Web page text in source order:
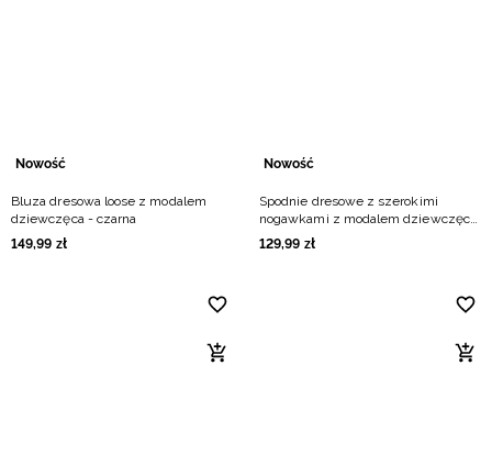
Nowość
Bluza dresowa loose z modalem
dziewczęca - czarna
149,99 zł
Nowość
Spodnie dresowe z szerokimi
nogawkami z modalem dziewczęce
- czarne
129,99 zł